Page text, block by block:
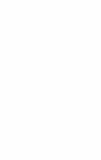
mat ha keleier
hoc'h anv